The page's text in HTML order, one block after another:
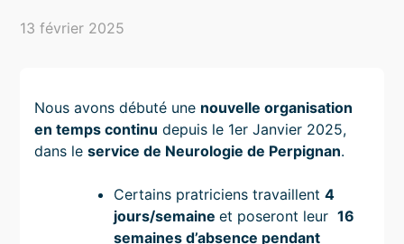
13 février 2025
Nous avons débuté une nouvelle organisation
en temps continu depuis le 1er Janvier 2025,
dans leservice de Neurologie de Perpignan.
Certains pratriciens travaillent4
jours/semaineet poseront leur16
semaines d’absence pendant